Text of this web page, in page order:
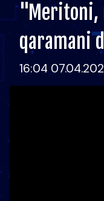
"Meritoni,
qaramani
16:04